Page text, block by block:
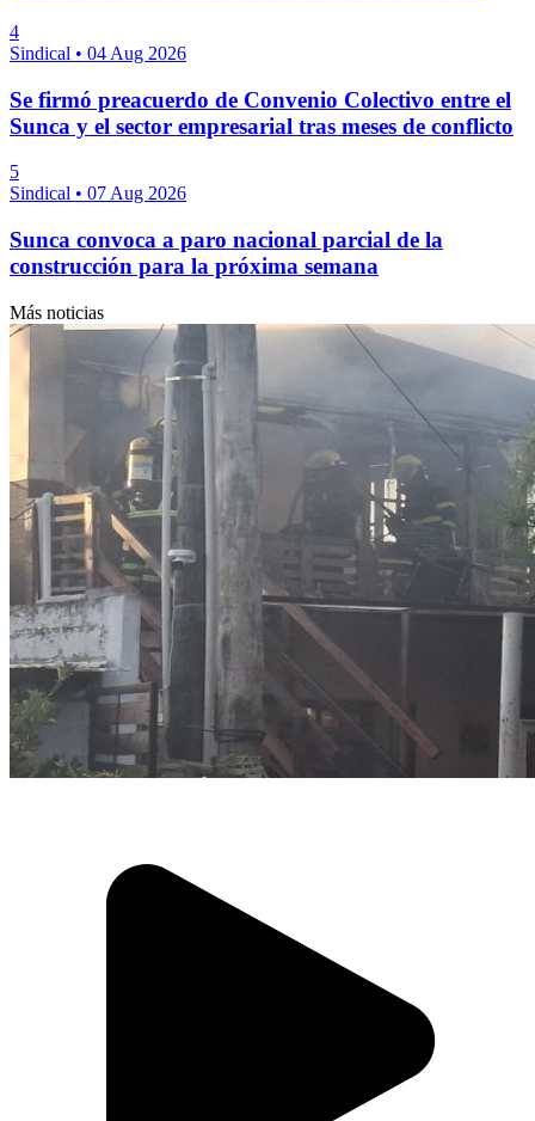
4
Sindical • 04 Aug 2026
Se firmó preacuerdo de Convenio Colectivo entre el
Sunca y el sector empresarial tras meses de conflicto
5
Sindical • 07 Aug 2026
Sunca convoca a paro nacional parcial de la
construcción para la próxima semana
Más noticias